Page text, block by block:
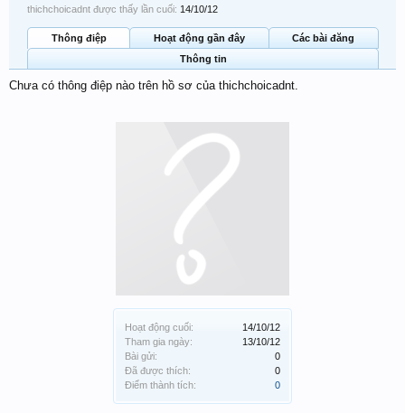
Hoạt động cuối:
14/10/12
Tham gia ngày:
13/10/12
Bài gửi:
0
Đã được thích:
0
Điểm thành tích:
0
thichchoicadnt được thấy lần cuối: 14/10/12
Thông điệp Hoạt động gần đây
Các bài đăng
Thông tin
Chưa có thông điệp nào trên hồ sơ của thichchoicadnt.